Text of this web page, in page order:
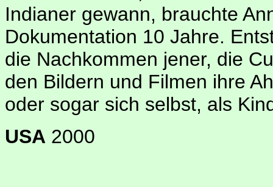
Indianer gewann, brauchte
Dokumentation 10 Jahre.
die Nachkommen jener, die
den Bildern und Filmen ihre
oder sogar sich selbst, als
USA 2000